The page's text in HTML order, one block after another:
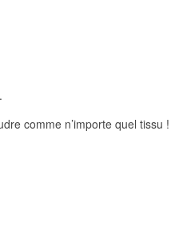
comme n’importe quel tissu !